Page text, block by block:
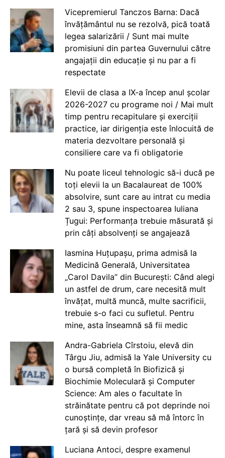
Vicepremierul Tanczos Barna: Dacă
învățământul nu se rezolvă, pică toată
legea salarizării / Sunt mai multe
promisiuni din partea Guvernului către
angajații din educație și nu par a fi
respectate
Elevii de clasa a IX-a încep anul școlar
2026-2027 cu programe noi / Mai mult
timp pentru recapitulare și exerciții
practice, iar dirigenția este înlocuită de
materia dezvoltare personală și
consiliere care va fi obligatorie
Nu poate liceul tehnologic să-i ducă pe
toți elevii la un Bacalaureat de 100%
absolvire, sunt care au intrat cu media
2 sau 3, spune inspectoarea Iuliana
Țugui: Performanța trebuie măsurată și
prin câți absolvenți se angajează
Iasmina Huțupașu, prima admisă la
Medicină Generală, Universitatea
„Carol Davila” din București: Când alegi
un astfel de drum, care necesită mult
învățat, multă muncă, multe sacrificii,
trebuie s-o faci cu sufletul. Pentru
mine, asta înseamnă să fii medic
Andra-Gabriela Cîrstoiu, elevă din
Târgu Jiu, admisă la Yale University cu
o bursă completă în Biofizică și
Biochimie Moleculară și Computer
Science: Am ales o facultate în
străinătate pentru că pot deprinde noi
cunoștințe, dar vreau să mă întorc în
țară și să devin profesor
Luciana Antoci, despre examenul